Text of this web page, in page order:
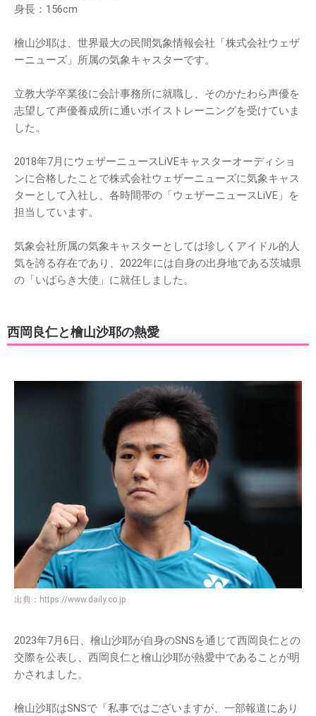
身長：156cm
檜山沙耶は、世界最大の民間気象情報会社「株式会社ウェザ
ーニューズ」所属の気象キャスターです。
立教大学卒業後に会計事務所に就職し、そのかたわら声優を
志望して声優養成所に通いボイストレーニングを受けていま
した。
2018年7月にウェザーニュースLiVEキャスターオーディショ
ンに合格したことで株式会社ウェザーニューズに気象キャス
ターとして入社し、各時間帯の「ウェザーニュースLiVE」を
担当しています。
気象会社所属の気象キャスターとしては珍しくアイドル的人
気を誇る存在であり、2022年には自身の出身地である茨城県
の「いばらき大使」に就任しました。
西岡良仁と檜山沙耶の熱愛
出典： https://www.daily.co.jp
2023年7月6日、檜山沙耶が自身のSNSを通じて西岡良仁との
交際を公表し、西岡良仁と檜山沙耶が熱愛中であることが明
かされました。
檜山沙耶はSNSで「私事ではございますが、一部報道にあり